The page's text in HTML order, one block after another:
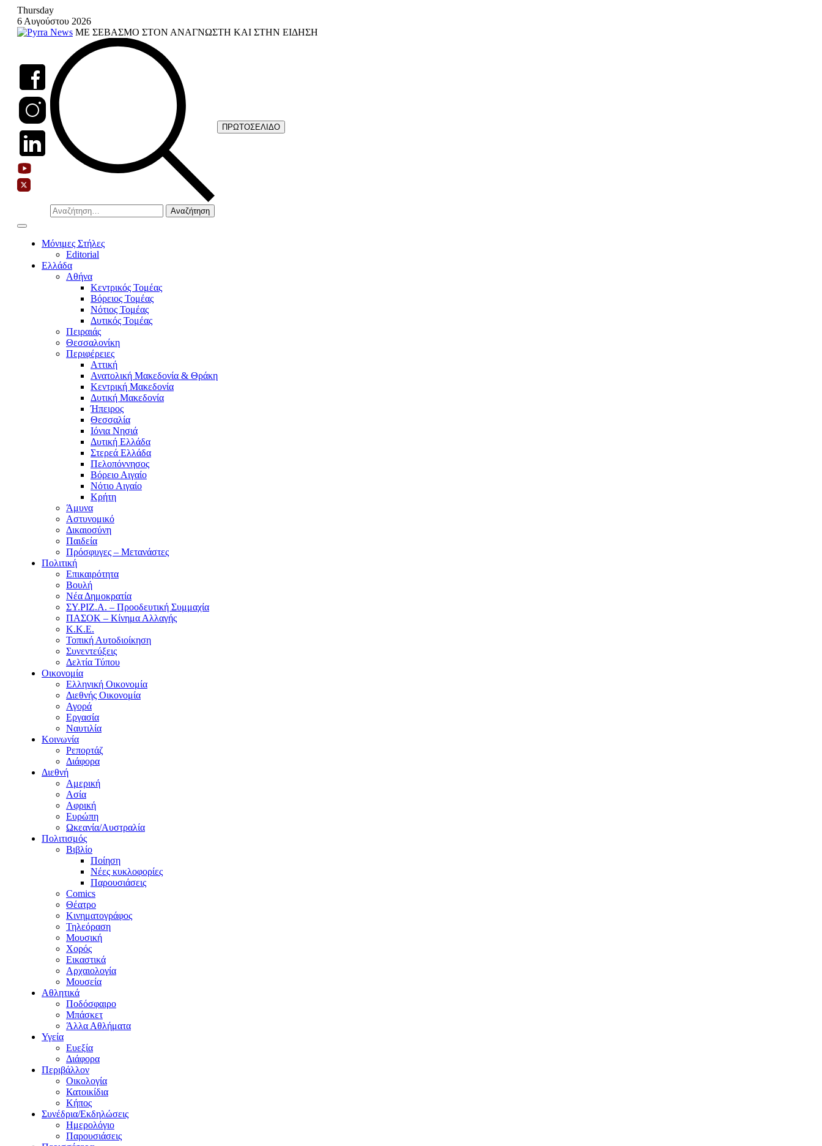
Skip
content
Thursday
6 Αυγούστου 2026
ΜΕ ΣΕΒΑΣΜΟ ΣΤΟΝ ΑΝΑΓΝΩΣΤΗ ΚΑΙ ΣΤΗΝ ΕΙΔΗΣΗ
Αναζήτηση
για:
ΠΡΩΤΟΣΕΛΙΔΟ
Μόνιμες Στήλες
Editorial
Ελλάδα
Αθήνα
Κεντρικός Τομέας
Βόρειος Τομέας
Νότιος Τομέας
Δυτικός Τομέας
Πειραιάς
Θεσσαλονίκη
Περιφέρειες
Αττική
Ανατολική Μακεδονία & Θράκη
Κεντρική Μακεδονία
Δυτική Μακεδονία
Ήπειρος
Θεσσαλία
Ιόνια Νησιά
Δυτική Ελλάδα
Στερεά Ελλάδα
Πελοπόννησος
Βόρειο Αιγαίο
Νότιο Αιγαίο
Κρήτη
Άμυνα
Αστυνομικό
Δικαιοσύνη
Παιδεία
Πρόσφυγες – Μετανάστες
Πολιτική
Επικαιρότητα
Βουλή
Νέα Δημοκρατία
ΣΥ.ΡΙΖ.Α. – Προοδευτική Συμμαχία
ΠΑΣΟΚ – Κίνημα Αλλαγής
Κ.Κ.Ε.
Τοπική Αυτοδιοίκηση
Συνεντεύξεις
Δελτία Τύπου
Οικονομία
Ελληνική Οικονομία
Διεθνής Οικονομία
Αγορά
Εργασία
Ναυτιλία
Κοινωνία
Ρεπορτάζ
Διάφορα
Διεθνή
Αμερική
Ασία
Αφρική
Ευρώπη
Ωκεανία/Αυστραλία
Πολιτισμός
Βιβλίο
Ποίηση
Νέες κυκλοφορίες
Παρουσιάσεις
Comics
Θέατρο
Κινηματογράφος
Τηλεόραση
Μουσική
Χορός
Εικαστικά
Αρχαιολογία
Μουσεία
Αθλητικά
Ποδόσφαιρο
Μπάσκετ
Άλλα Αθλήματα
Υγεία
Ευεξία
Διάφορα
Περιβάλλον
Οικολογία
Κατοικίδια
Κήπος
Συνέδρια/Εκδηλώσεις
Ημερολόγιο
Παρουσιάσεις